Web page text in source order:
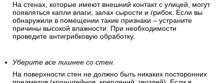
На стенах, которые имеют внешний контакт с улицей, могут
появляться капли влаги, запах сырости и грибок. Если вы
обнаружили в помещении такие признаки – устраните
причины высокой влажности. При необходимости
проведите антигрибковую обработку.
Уберите все лишнее со стен.
На поверхности стен не должно быть никаких посторонних